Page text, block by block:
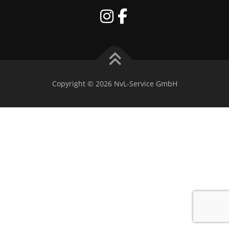
Copyright © 2026 NvL-Service GmbH